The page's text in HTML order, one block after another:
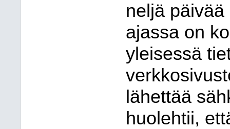
neljä
ajassa on
yleisessä
lähettää
huolehtii,